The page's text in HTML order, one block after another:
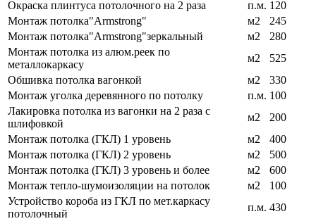
Окраска плинтуса потолочного на 2 раза
п.м. 120
Монтаж потолка"Armstrong"
м2
245
Монтаж потолка"Armstrong"зеркальный
м2
280
Монтаж потолка из алюм.реек по
металлокаркасу
м2
525
Обшивка потолка вагонкой
м2
330
Монтаж уголка деревянного по потолку
п.м. 100
Лакировка потолка из вагонки на 2 раза с
шлифовкой
м2
200
Монтаж потолка (ГКЛ) 1 уровень
м2
400
Монтаж потолка (ГКЛ) 2 уровень
м2
500
Монтаж потолка (ГКЛ) 3 уровень и более
м2
600
Монтаж тепло-шумоизоляции на потолок
м2
100
Устройство короба из ГКЛ по мет.каркасу
потолочный
п.м. 430